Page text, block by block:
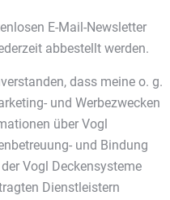
E-Mail-Newsletter
abbestellt werden.
dass meine o. g.
und Werbezwecken
über Vogl
und Bindung
Vogl Deckensysteme
Dienstleistern